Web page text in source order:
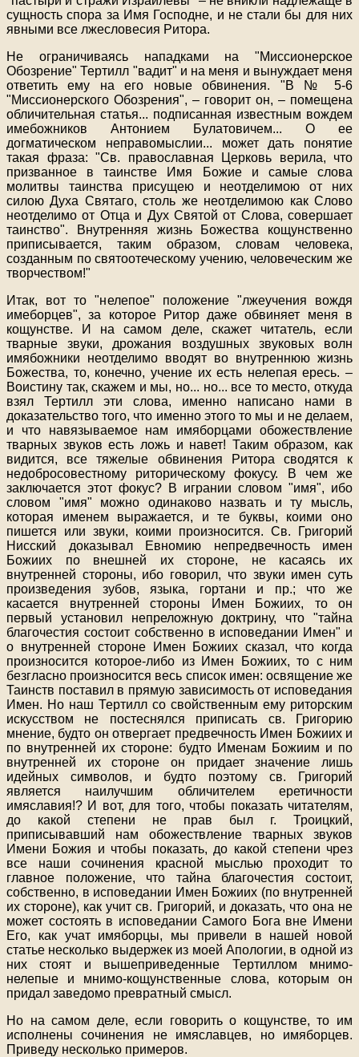
сущность спора за Имя Господне, и не стали бы для них
явными все лжесловесия Ритора.
Не ограничиваясь нападками на "Миссионерское
Обозрение" Тертилл "вадит" и на меня и вынуждает меня
ответить ему на его новые обвинения. "В № 5-6
"Миссионерского Обозрения", – говорит он, – помещена
обличительная статья... подписанная известным вождем
имебожников Антонием Булатовичем... О ее
догматическом неправомыслии... может дать понятие
такая фраза: "Св. православная Церковь верила, что
призванное в таинстве Имя Божие и самые слова
молитвы таинства присущею и неотделимою от них
силою Духа Святаго, столь же неотделимою как Слово
неотделимо от Отца и Дух Святой от Слова, совершает
таинство". Внутренняя жизнь Божества кощунственно
приписывается, таким образом, словам человека,
созданным по святоотеческому учению, человеческим же
творчеством!"
Итак, вот то "нелепое" положение "лжеучения вождя
имеборцев", за которое Ритор даже обвиняет меня в
кощунстве. И на самом деле, скажет читатель, если
тварные звуки, дрожания воздушных звуковых волн
имябожники неотделимо вводят во внутреннюю жизнь
Божества, то, конечно, учение их есть нелепая ересь. –
Воистину так, скажем и мы, но... но... все то место, откуда
взял Тертилл эти слова, именно написано нами в
доказательство того, что именно этого то мы и не делаем,
и что навязываемое нам имяборцами обожествление
тварных звуков есть ложь и навет! Таким образом, как
видится, все тяжелые обвинения Ритора сводятся к
недобросовестному риторическому фокусу. В чем же
заключается этот фокус? В игрании словом "имя", ибо
словом "имя" можно одинаково назвать и ту мысль,
которая именем выражается, и те буквы, коими оно
пишется или звуки, коими произносится. Св. Григорий
Нисский доказывал Евномию непредвечность имен
Божиих по внешней их стороне, не касаясь их
внутренней стороны, ибо говорил, что звуки имен суть
произведения зубов, языка, гортани и пр.; что же
касается внутренней стороны Имен Божиих, то он
первый установил непреложную доктрину, что "тайна
благочестия состоит собственно в исповедании Имен" и
о внутренней стороне Имен Божиих сказал, что когда
произносится которое-либо из Имен Божиих, то с ним
безгласно произносится весь список имен: освящение же
Таинств поставил в прямую зависимость от исповедания
Имен. Но наш Тертилл со свойственным ему риторским
искусством не постеснялся приписать св. Григорию
мнение, будто он отвергает предвечность Имен Божиих и
по внутренней их стороне: будто Именам Божиим и по
внутренней их стороне он придает значение лишь
идейных символов, и будто поэтому св. Григорий
является наилучшим обличителем еретичности
имяславия!? И вот, для того, чтобы показать читателям,
до какой степени не прав был г. Троицкий,
приписывавший нам обожествление тварных звуков
Имени Божия и чтобы показать, до какой степени чрез
все наши сочинения красной мыслью проходит то
главное положение, что тайна благочестия состоит,
собственно, в исповедании Имен Божиих (по внутренней
их стороне), как учит св. Григорий, и доказать, что она не
может состоять в исповедании Самого Бога вне Имени
Его, как учат имяборцы, мы привели в нашей новой
статье несколько выдержек из моей Апологии, в одной из
них стоят и вышеприведенные Тертиллом мнимо-
нелепые и мнимо-кощунственные слова, которым он
придал заведомо превратный смысл.
Но на самом деле, если говорить о кощунстве, то им
исполнены сочинения не имяславцев, но имяборцев.
Приведу несколько примеров.